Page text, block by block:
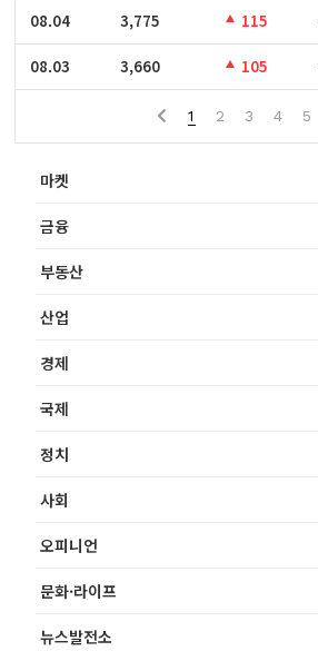
08.04
08.03
08.04 3,775 115
08.03 3,660 105
1 2 3 4 5
마켓
금융
부동산
산업
경제
국제
정치
사회
오피니언
문화·라이프
뉴스발전소